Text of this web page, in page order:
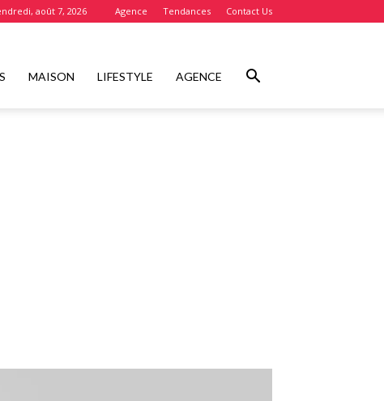
août 7, 2026 Agence Tendances Contact Us
MAISON LIFESTYLE AGENCE